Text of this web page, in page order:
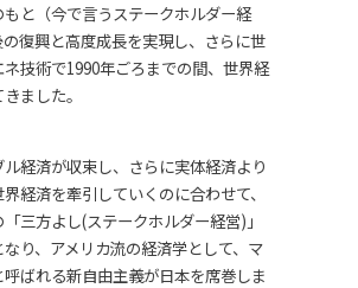
もと（今で言うステークホルダー経
復興と高度成長を実現し、さらに世
技術で1990年ごろまでの間、世界経
ました。
ル経済が収束し、さらに実体経済より
経済を牽引していくのに合わせて、
三方よし(ステークホルダー経営)」
り、アメリカ流の経済学として、マ
ばれる新自由主義が日本を席巻しま